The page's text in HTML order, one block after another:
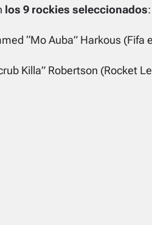
los 9 rockies seleccionados:
“Mo Auba” Harkous (Fifa
Killa” Robertson (Rocket